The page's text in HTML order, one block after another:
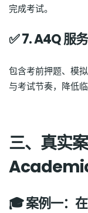
完成考试。
✅ 7. A4Q 服
包含考前押题、模
与考试节奏，降低临
三、真实
🎓 案例一：